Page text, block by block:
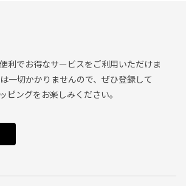
利でお得なサービスをご利用いただけま
一切かかりませんので、ぜひ登録して
ピングをお楽しみください。